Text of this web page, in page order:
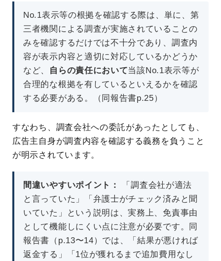
No.1表示等の根拠を確認する際は、単に、第
三者機関による調査が実施されていることの
みを確認するだけでは不十分であり、調査内
容が表示内容と適切に対応しているかどうか
など、 自らの責任において当該No.1表示等が
合理的な根拠を有しているといえるかを確認
する必要がある。（同報告書p.25）
すなわち、調査会社への委託があったとしても、
広告主自身が調査内容を確認する義務を負うこと
が明示されています。
間違いやすいポイント：
「調査会社が適法
と言っていた」「弁護士がチェック済みと聞
いていた」という説明は、実務上、免責事由
として機能しにくい点に注意が必要です。同
報告書（p.13〜14）では、「結果が悪ければ
返金する」「1位が獲れるまで追加費用なし